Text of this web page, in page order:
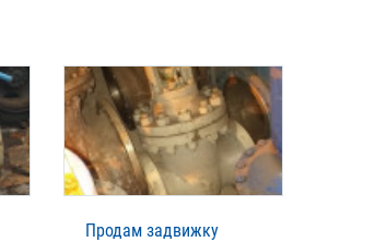
Продам задвижку